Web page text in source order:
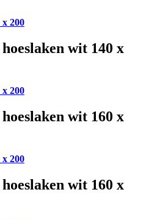
200
wit 140 x
200
wit 160 x
200
wit 160 x